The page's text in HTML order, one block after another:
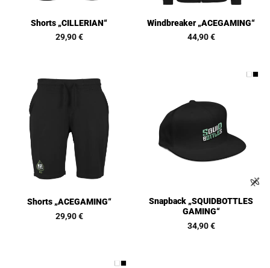
Shorts „CILLERIAN“
29,90€
Windbreaker „ACEGAMING“
44,90€
Shorts „ACEGAMING“
29,90€
Snapback „SQUIDBOTTLES
GAMING“
34,90€